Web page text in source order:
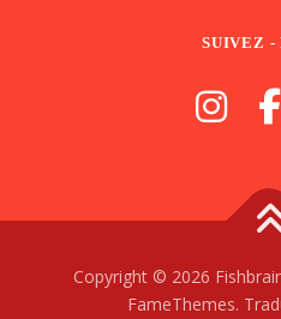
SUIVEZ -
Copyright © 2026
FameThemes.